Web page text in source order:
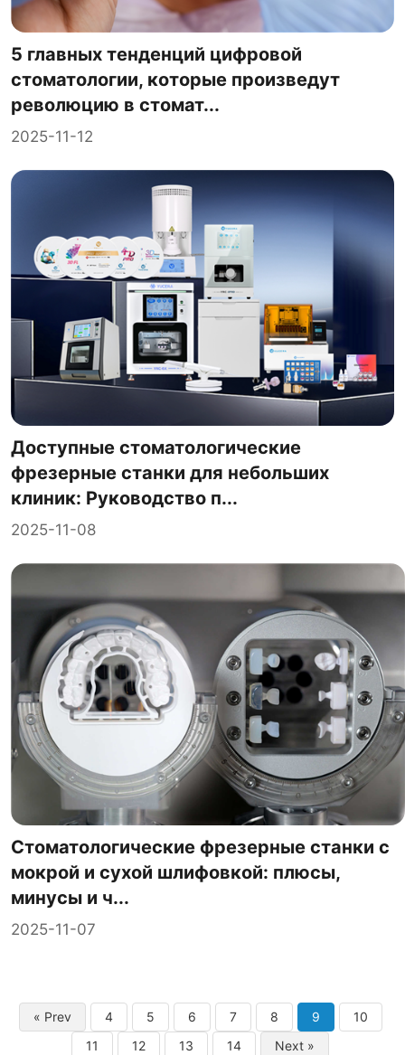
5 главных тенденций цифровой
стоматологии, которые произведут
революцию в стомат...
2025-11-12
Доступные стоматологические
фрезерные станки для небольших
клиник: Руководство п...
2025-11-08
Стоматологические фрезерные станки с
мокрой и сухой шлифовкой: плюсы,
минусы и ч...
2025-11-07
« Prev 4 5 6 7 8 9
10
11
12 13 14 Next »